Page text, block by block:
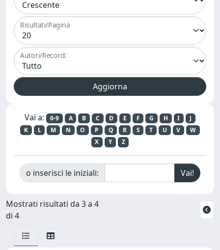
Risultati/Pagina
Autori/Record:
Vai a: 0-9 A B C D E F G H I
J
K
L M N O P Q R S T U V
W
X
Y Z
o inserisci le iniziali:
Mostrati risultati da 3 a 4
di 4